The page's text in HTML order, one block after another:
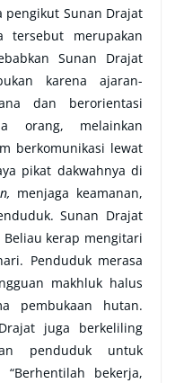
pengikut Sunan Drajat
tersebut merupakan
Sunan Drajat
karena ajaran-
dan berorientasi
orang, melainkan
berkomunikasi lewat
pikat dakwahnya di
menjaga keamanan,
Sunan Drajat
kerap mengitari
Penduduk merasa
makhluk halus
pembukaan hutan.
juga berkeliling
penduduk untuk
bekerja,